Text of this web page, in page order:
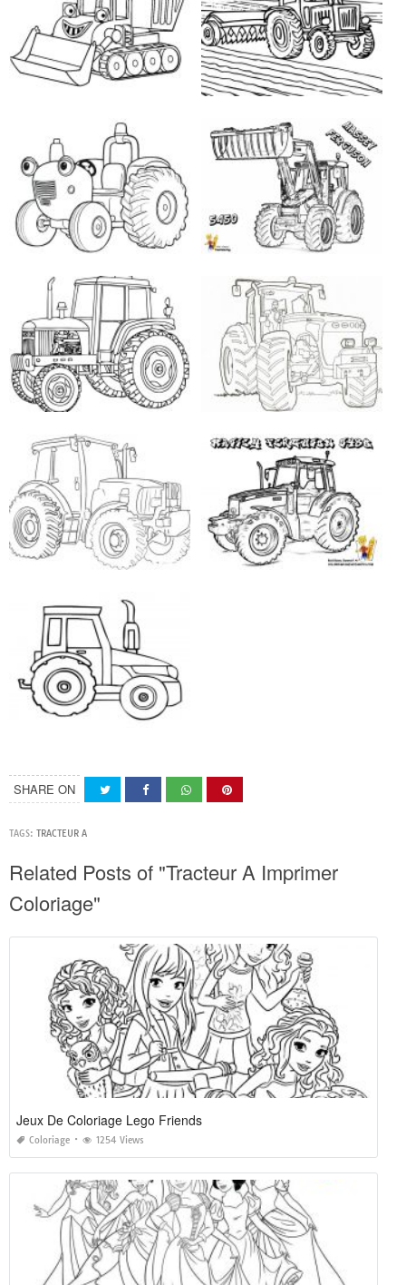
SHARE ON
TAGS: TRACTEUR A
Related Posts of "Tracteur A Imprimer
Coloriage"
Jeux De Coloriage Lego Friends
Coloriage 1254 Views